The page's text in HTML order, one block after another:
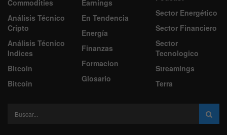
Commodities
Análisis Técnico
Cripto
Análisis Técnico
Indices
Bitcoin
Bitcoin
Earnings
En Tendencia
Energía
Finanzas
Formacion
Glosario
Sector Energético
Sector Financiero
Sector
Tecnologico
Streamings
Terra